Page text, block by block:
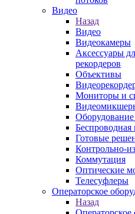
Видео
Назад
Видео
Видеокамеры
Аксессуары
рекордеров
Объективы
Мониторы и
Беспроводная
Готовые
Контрольно-
Коммутация
Оптические
Телесуфлеры
Операторское
Назад